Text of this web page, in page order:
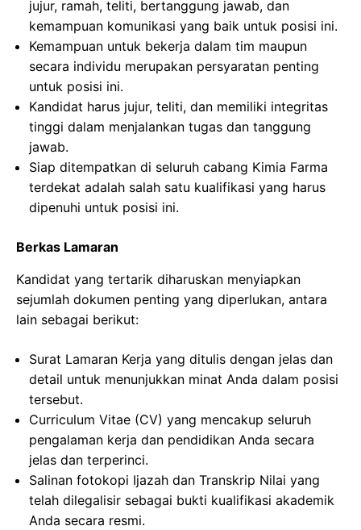
jujur, ramah, teliti, bertanggung jawab, dan
kemampuan komunikasi yang baik untuk posisi ini.
Kemampuan untuk bekerja dalam tim maupun
secara individu merupakan persyaratan penting
untuk posisi ini.
Kandidat harus jujur, teliti, dan memiliki integritas
tinggi dalam menjalankan tugas dan tanggung
jawab.
Siap ditempatkan di seluruh cabang Kimia Farma
terdekat adalah salah satu kualifikasi yang harus
dipenuhi untuk posisi ini.
Berkas Lamaran
Kandidat yang tertarik diharuskan menyiapkan
sejumlah dokumen penting yang diperlukan, antara
lain sebagai berikut:
Surat Lamaran Kerja yang ditulis dengan jelas dan
detail untuk menunjukkan minat Anda dalam posisi
tersebut.
Curriculum Vitae (CV) yang mencakup seluruh
pengalaman kerja dan pendidikan Anda secara
jelas dan terperinci.
Salinan fotokopi Ijazah dan Transkrip Nilai yang
telah dilegalisir sebagai bukti kualifikasi akademik
Anda secara resmi.